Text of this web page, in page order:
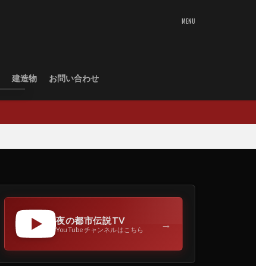
建造物 お問い合わせ
夜の都市伝説TV
YouTubeチャンネルはこちら →